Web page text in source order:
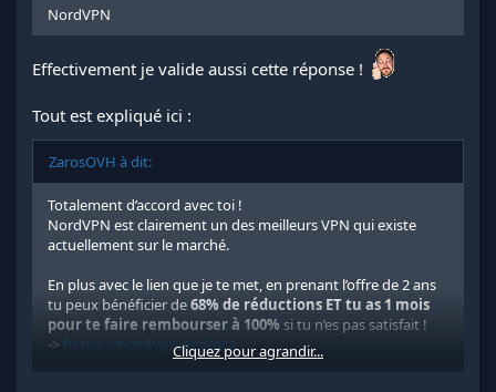
NordVPN
Effectivement je valide aussi cette réponse !
Tout est expliqué ici :
ZarosOVH à dit:
Totalement d’accord avec toi !
NordVPN est clairement un des meilleurs VPN qui existe
actuellement sur le marché.
En plus avec le lien que je te met, en prenant l’offre de 2 ans
tu peux bénéficier de68% de réductions ET tu as 1 mois
pour te faire rembourser à 100%si tu n’es pas satisfait !
->
https://nordvpn.org/gcaCliquez pour agrandir...